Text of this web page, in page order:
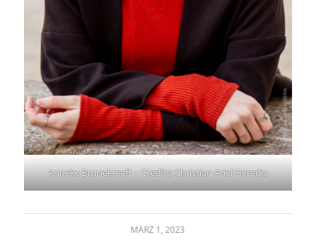
Anneke Brunekreeft – Credits: Christian Ariel Heredia
MÄRZ 1, 2023